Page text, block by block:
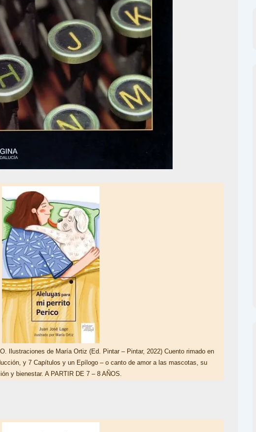
Ilustraciones de María Ortiz (Ed. Pintar – Pintar, 2022) Cuento rimado en
y 7 Capítulos y un Epílogo – o canto de amor a las mascotas, su
y bienestar. A PARTIR DE 7 – 8 AÑOS.